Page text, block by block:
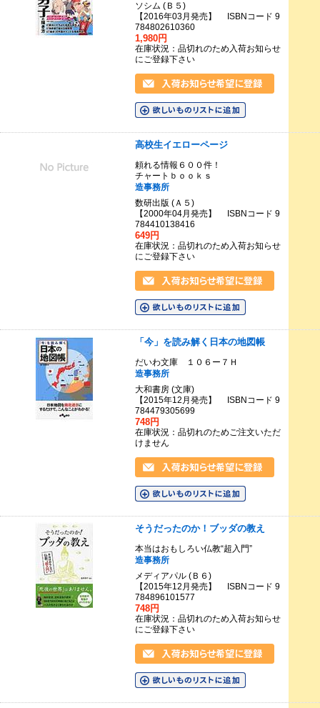
ソシム (Ｂ５)
【2016年03月発売】 ISBNコード 9
784802610360
1,980円
在庫状況：品切れのため入荷お知らせ
にご登録下さい
高校生イエローページ
頼れる情報６００件！
チャートｂｏｏｋｓ
造事務所
数研出版 (Ａ５)
【2000年04月発売】 ISBNコード 9
784410138416
649円
在庫状況：品切れのため入荷お知らせ
にご登録下さい
「今」を読み解く日本の地図帳
だいわ文庫 １０６ー７Ｈ
造事務所
大和書房 (文庫)
【2015年12月発売】 ISBNコード 9
784479305699
748円
在庫状況：品切れのためご注文いただ
けません
そうだったのか！ブッダの教え
本当はおもしろい仏教“超入門”
造事務所
メディアパル (Ｂ６)
【2015年12月発売】 ISBNコード 9
784896101577
748円
在庫状況：品切れのため入荷お知らせ
にご登録下さい